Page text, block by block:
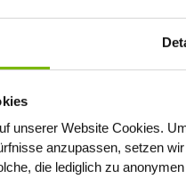
unserer Website Cookies.
anzupassen, setzen
die lediglich zu
auf mich wirft. Aber
oder Bobby-
Kreativität,
Wollladen